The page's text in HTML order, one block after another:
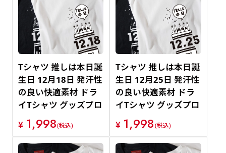
Tシャツ 推しは本日誕
生日 12月18日 発汗性
の良い快適素材 ドラ
イTシャツ グッズプロ
¥ 1,998(税込)
Tシャツ 推しは本日誕
生日 12月25日 発汗性
の良い快適素材 ドラ
イTシャツ グッズプロ
¥ 1,998(税込)